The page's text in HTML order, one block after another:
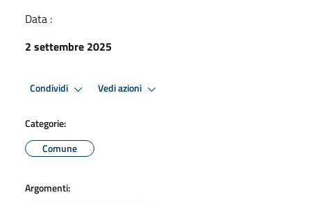
Data :
2 settembre 2025
Condividi Vedi azioni
Categorie:
Comune
Argomenti: